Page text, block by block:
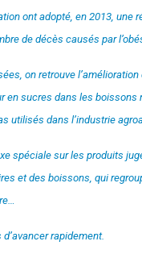
ont adopté, en 2013,
de décès causés par
on retrouve
en sucres dans les
utilisés dans l’industrie
spéciale sur les produits
et des boissons, qui
rapidement.